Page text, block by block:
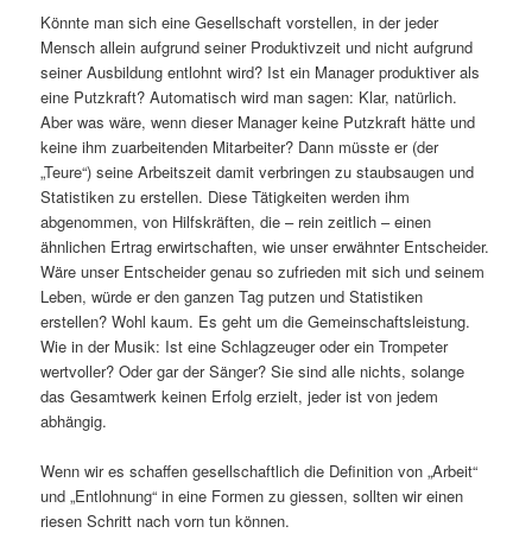
Könnte man sich eine Gesellschaft vorstellen, in der jeder
Mensch allein aufgrund seiner Produktivzeit und nicht aufgrund
seiner Ausbildung entlohnt wird? Ist ein Manager produktiver als
eine Putzkraft? Automatisch wird man sagen: Klar, natürlich.
Aber was wäre, wenn dieser Manager keine Putzkraft hätte und
keine ihm zuarbeitenden Mitarbeiter? Dann müsste er (der
„Teure“) seine Arbeitszeit damit verbringen zu staubsaugen und
Statistiken zu erstellen. Diese Tätigkeiten werden ihm
abgenommen, von Hilfskräften, die – rein zeitlich – einen
ähnlichen Ertrag erwirtschaften, wie unser erwähnter Entscheider.
Wäre unser Entscheider genau so zufrieden mit sich und seinem
Leben, würde er den ganzen Tag putzen und Statistiken
erstellen? Wohl kaum. Es geht um die Gemeinschaftsleistung.
Wie in der Musik: Ist eine Schlagzeuger oder ein Trompeter
wertvoller? Oder gar der Sänger? Sie sind alle nichts, solange
das Gesamtwerk keinen Erfolg erzielt, jeder ist von jedem
abhängig.
Wenn wir es schaffen gesellschaftlich die Definition von „Arbeit“
und „Entlohnung“ in eine Formen zu giessen, sollten wir einen
riesen Schritt nach vorn tun können.